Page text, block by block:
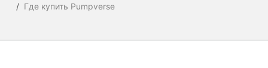
/ Где купить Pumpverse